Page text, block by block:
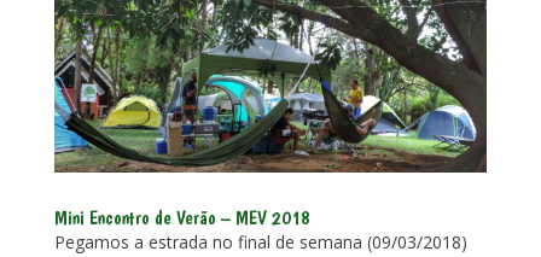
Mini Encontro de Verão – MEV 2018
Pegamos a estrada no final de semana (09/03/2018)